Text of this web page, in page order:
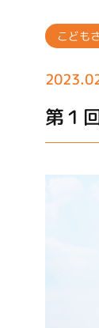
こども
第１